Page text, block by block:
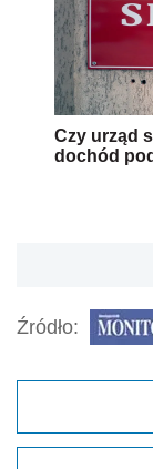
Czy urząd
dochód
Źródło: